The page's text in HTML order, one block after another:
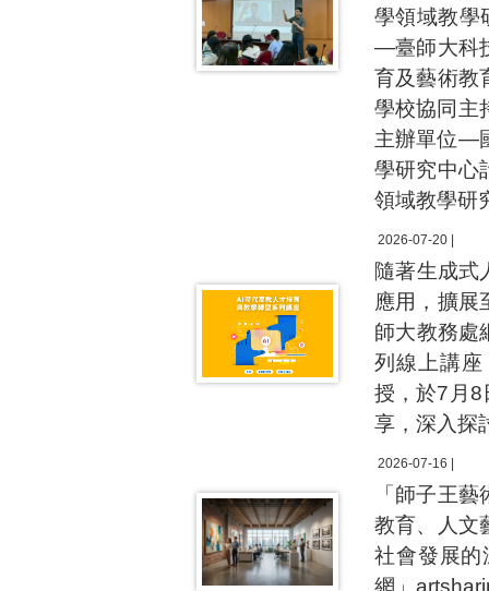
學領域教學
—臺師大科
育及藝術教
學校協同主
主辦單位—
學研究中心
領域教學研
2026-07-20 |
隨著生成式
應用，擴展
師大教務處
列線上講
授，於7月8
享，深入探
2026-07-16 |
「師子王
教育、人文
社會發展的
網」